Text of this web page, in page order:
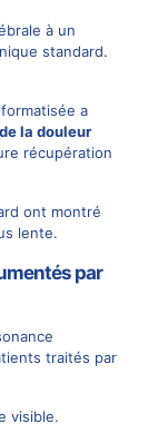
à un
standard.
a
la douleur
récupération
ont montré
lente.
par
traités par
visible.